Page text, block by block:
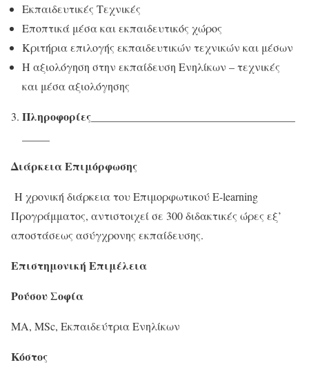
Εκπαιδευτικές Τεχνικές
Εποπτικά μέσα και εκπαιδευτικός χώρος
Κριτήρια επιλογής εκπαιδευτικών τεχνικών και μέσων
Η αξιολόγηση στην εκπαίδευση Ενηλίκων – τεχνικές
και μέσα αξιολόγησης
Πληροφορίες_____________________________________
Διάρκεια Επιμόρφωσης
Η χρονική διάρκεια του Επιμορφωτικού E-learning
Προγράμματος, αντιστοιχεί σε 300 διδακτικές ώρες εξ’
αποστάσεως ασύγχρονης εκπαίδευσης.
Επιστημονική Επιμέλεια
Ρούσου Σοφία
MA, MSc, Εκπαιδεύτρια Ενηλίκων
Κόστος